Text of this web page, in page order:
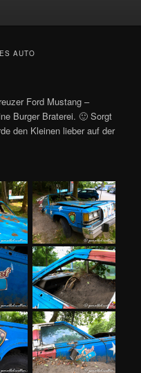
AUTO
Ford Mustang –
Burger Braterei. 🙂 Sorgt
den Kleinen lieber auf der